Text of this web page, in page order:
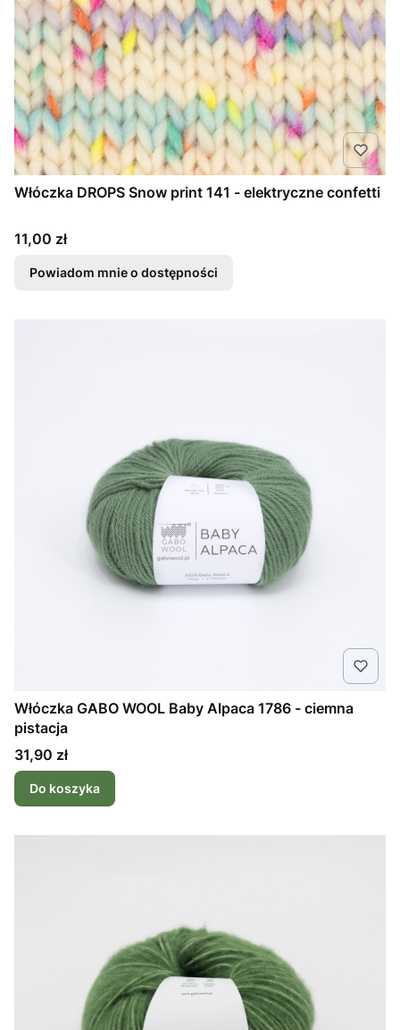
Włóczka DROPS Snow print 141 - elektryczne confetti
Cena
11,00 zł
Powiadom mnie o dostępności
Włóczka GABO WOOL Baby Alpaca 1786 - ciemna
pistacja
Cena
31,90 zł
Do koszyka